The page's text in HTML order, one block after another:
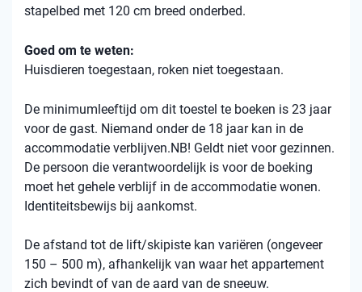
stapelbed met 120 cm breed onderbed.
Goed om te weten:
Huisdieren toegestaan, roken niet toegestaan.
De minimumleeftijd om dit toestel te boeken is 23 jaar
voor de gast. Niemand onder de 18 jaar kan in de
accommodatie verblijven.NB! Geldt niet voor gezinnen.
De persoon die verantwoordelijk is voor de boeking
moet het gehele verblijf in de accommodatie wonen.
Identiteitsbewijs bij aankomst.
De afstand tot de lift/skipiste kan variëren (ongeveer
150 – 500 m), afhankelijk van waar het appartement
zich bevindt of van de aard van de sneeuw.